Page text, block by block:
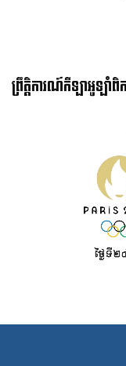
ព្រឹត្តិការណ៍កីឡាអូឡាំពិ